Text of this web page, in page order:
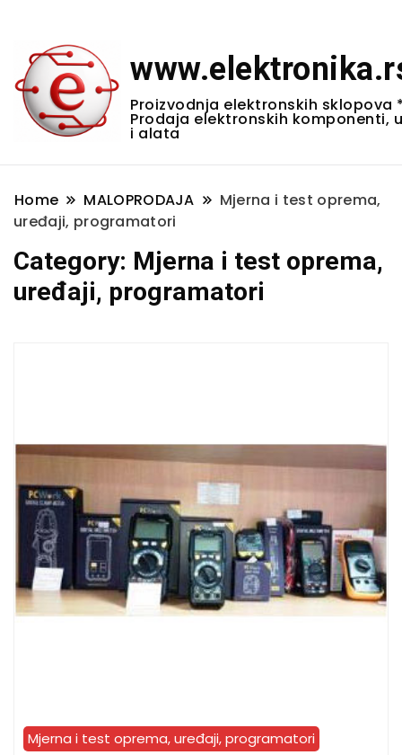
Proizvodnja elektronskih sklopova
Prodaja elektronskih komponenti,
i alata
Home MALOPRODAJA
Mjerna i test oprema,
uređaji, programatori
Category: Mjerna i test oprema,
uređaji, programatori
Mjerna i test oprema, uređaji, programatori